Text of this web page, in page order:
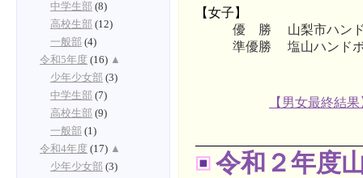
【女子】
優 勝
山梨市ハン
準優勝
塩山ハンド
【男女最終結果
令和２年度
中学生部 (8)
高校生部 (12)
一般部 (4)
令和5年度 (16) ▲
少年少女部 (3)
中学生部 (7)
高校生部 (9)
一般部 (1)
令和4年度 (17) ▲
少年少女部 (3)